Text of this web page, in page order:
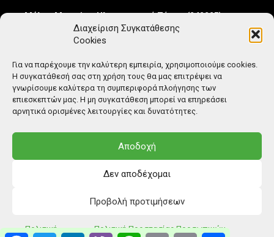
Διαχείριση Συγκατάθεσης
Cookies
Για να παρέχουμε την καλύτερη εμπειρία, χρησιμοποιούμε cookies.
Η συγκατάθεσή σας στη χρήση τους θα μας επιτρέψει να
γνωρίσουμε καλύτερα τη συμπεριφορά πλοήγησης των
επιεσκεπτών μας. Η μη συγκατάθεση μπορεί να επηρεάσει
αρνητικά ορισμένες λειτουργίες και δυνατότητες.
Αποδοχή
Δεν αποδέχομαι
Προβολή προτιμήσεων
Πολιτική Πολιτική Προστασίας Προσωπικών
Μέλος Μητρώου Ηλεκτρονικού Τύπου (242225)
© Copyright: Ethos Media S.A.